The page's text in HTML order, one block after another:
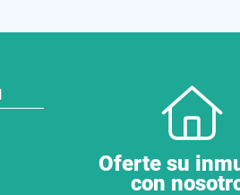
Oferte su
con